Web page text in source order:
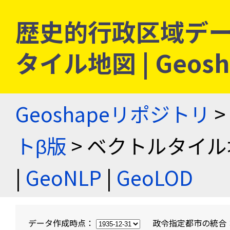
歴史的行政区域デ
タイル地図 |
Geoshapeリポジトリ >
トβ版 > ベクトルタイ
| GeoNLP | GeoLOD
データ作成時点： 政令指定都市の統